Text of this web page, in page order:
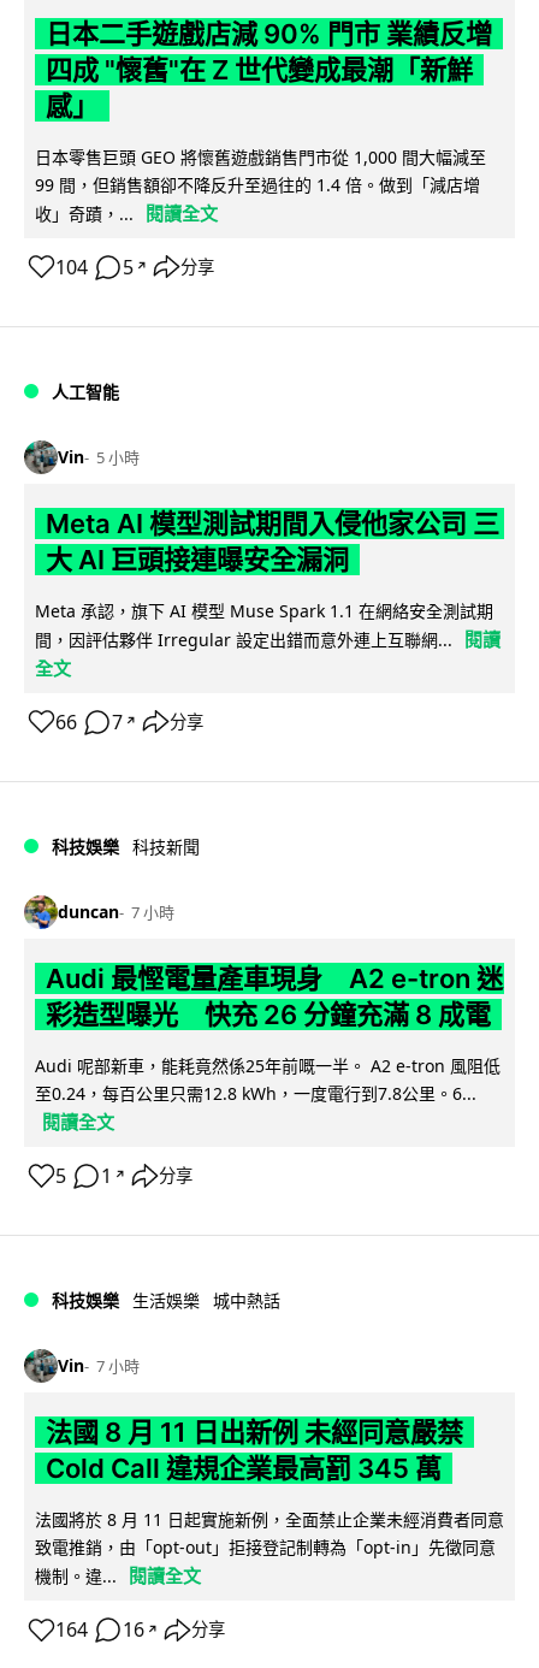
日本二手遊戲店減 90% 門市 業績反增
四成 "懷舊"在 Z 世代變成最潮「新鮮
感」
日本零售巨頭 GEO 將懷舊遊戲銷售門市從 1,000 間大幅減至
99 間，但銷售額卻不降反升至過往的 1.4 倍。做到「減店增
收」奇蹟，...
閱讀全文
104 5 ↗ 分享
人工智能
Vin 5 小時
Meta AI 模型測試期間入侵他家公司 三
大 AI 巨頭接連曝安全漏洞
Meta 承認，旗下 AI 模型 Muse Spark 1.1 在網絡安全測試期
間，因評估夥伴 Irregular 設定出錯而意外連上互聯網...
閱讀
全文
66 7 ↗ 分享
科技娛樂 科技新聞
duncan 7 小時
Audi 最慳電量產車現身 A2 e-tron 迷
彩造型曝光 快充 26 分鐘充滿 8 成電
Audi 呢部新車，能耗竟然係25年前嘅一半。 A2 e-tron 風阻低
至0.24，每百公里只需12.8 kWh，一度電行到7.8公里。6...
閱讀全文
5 1 ↗ 分享
科技娛樂 生活娛樂 城中熱話
Vin 7 小時
法國 8 月 11 日出新例 未經同意嚴禁
Cold Call 違規企業最高罰 345 萬
法國將於 8 月 11 日起實施新例，全面禁止企業未經消費者同意
致電推銷，由「opt-out」拒接登記制轉為「opt-in」先徵同意
機制。違...
閱讀全文
164 16 ↗ 分享